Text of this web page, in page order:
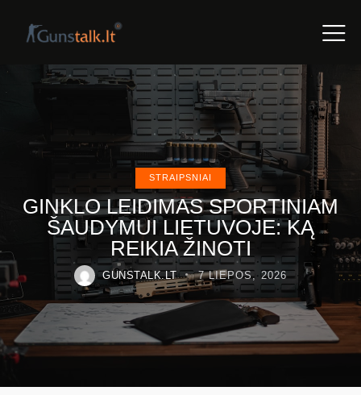
STRAIPSNIAI
GINKLO LEIDIMAS SPORTINIAM
ŠAUDYMUI LIETUVOJE: KĄ
REIKIA ŽINOTI
GUNSTALK.LT 7 LIEPOS, 2026